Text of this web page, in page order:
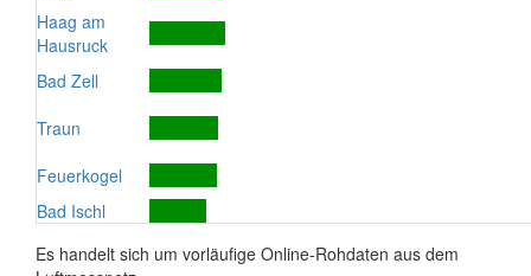
Haag am
Hausruck
Bad Zell
Traun
Feuerkogel
Bad Ischl
Es handelt sich um vorläufige Online-Rohdaten aus dem